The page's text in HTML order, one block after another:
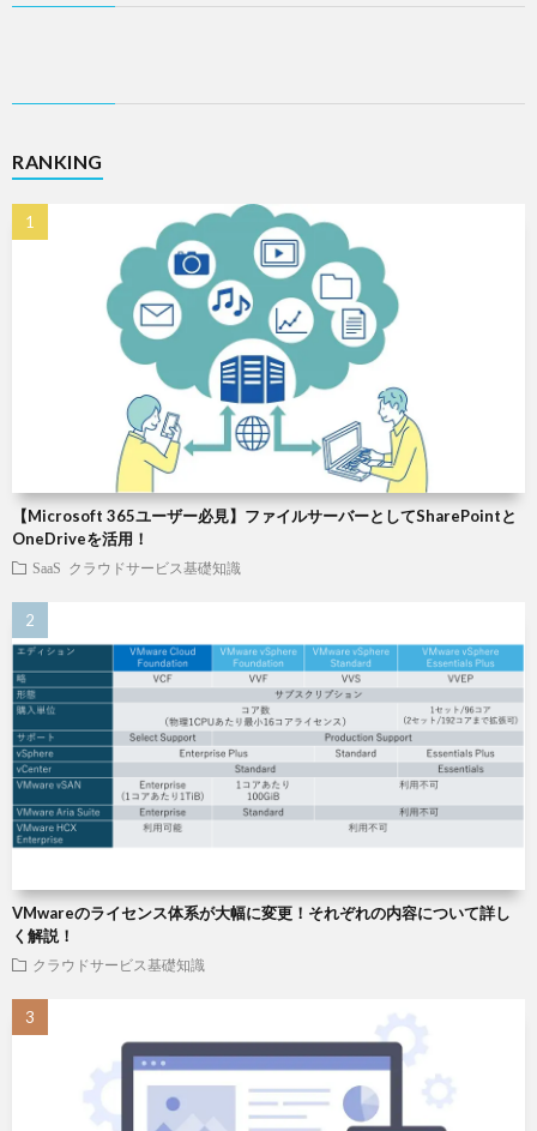
RANKING
【Microsoft 365ユーザー必見】ファイルサーバーとしてSharePointと
OneDriveを活用！
SaaS クラウドサービス基礎知識
VMwareのライセンス体系が大幅に変更！それぞれの内容について詳し
く解説！
クラウドサービス基礎知識